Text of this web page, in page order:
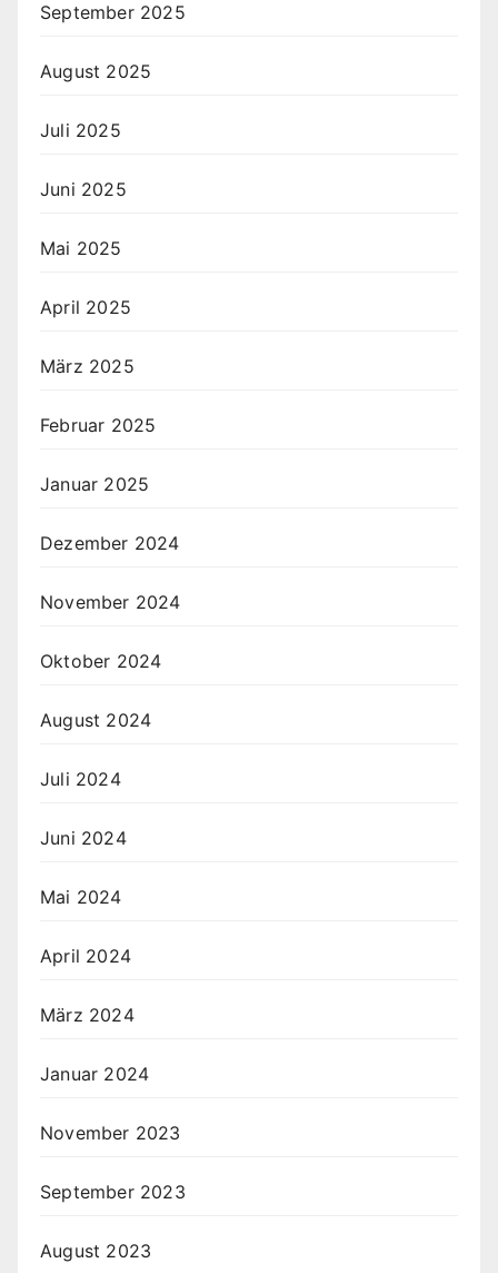
September 2025
August 2025
Juli 2025
Juni 2025
Mai 2025
April 2025
März 2025
Februar 2025
Januar 2025
Dezember 2024
November 2024
Oktober 2024
August 2024
Juli 2024
Juni 2024
Mai 2024
April 2024
März 2024
Januar 2024
November 2023
September 2023
August 2023